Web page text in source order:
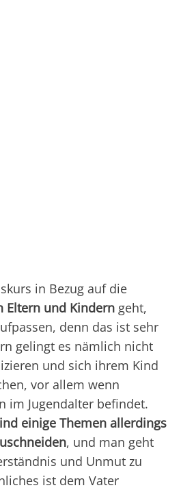
in Bezug auf die
Eltern und Kindern geht,
denn das ist sehr
gelingt es nämlich nicht
und sich ihrem Kind
vor allem wenn
im Jugendalter befindet.
einige Themen allerdings
, und man geht
und Unmut zu
ist dem Vater